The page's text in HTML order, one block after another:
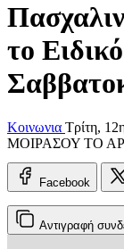
το
Κοινωνια Τρίτη,
ΜΟΙΡΑΣΟΥ ΤΟ
Facebook
Αντιγραφή